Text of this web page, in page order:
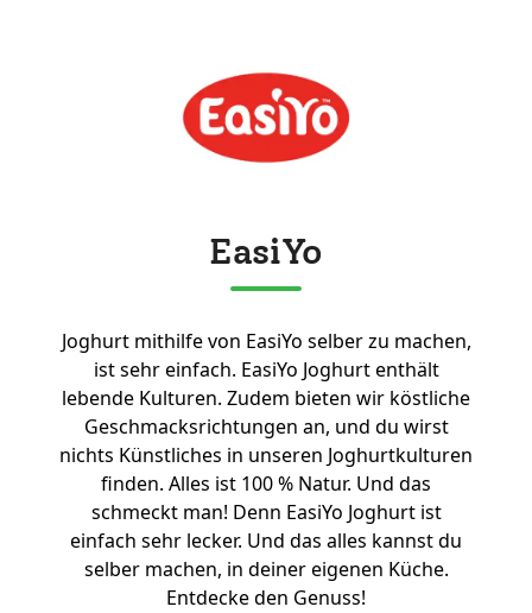
EasiYo
Joghurt mithilfe von EasiYo selber zu machen,
ist sehr einfach. EasiYo Joghurt enthält
lebende Kulturen. Zudem bieten wir köstliche
Geschmacksrichtungen an, und du wirst
nichts Künstliches in unseren Joghurtkulturen
finden. Alles ist 100 % Natur. Und das
schmeckt man! Denn EasiYo Joghurt ist
einfach sehr lecker. Und das alles kannst du
selber machen, in deiner eigenen Küche.
Entdecke den Genuss!